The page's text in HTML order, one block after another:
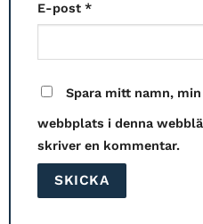
E-post *
Spara mitt namn,
webbplats i denna
skriver en kommentar.